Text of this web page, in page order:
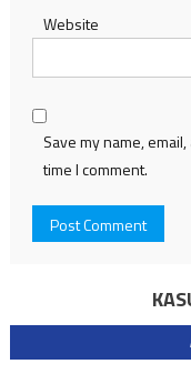
Website
Save my name,
time I comment.